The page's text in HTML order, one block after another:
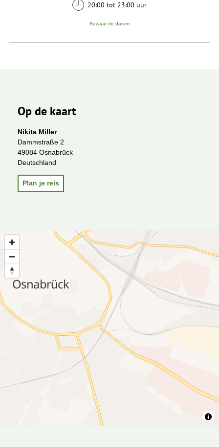
20:00 tot 23:00 uur
Bewaar de datum
Op de kaart
Nikita Miller
Dammstraße 2
49084 Osnabrück
Deutschland
Plan je reis